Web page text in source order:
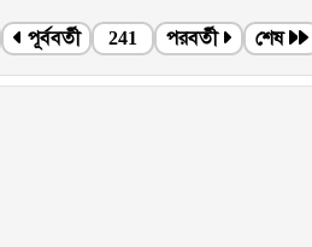
পূর্ববর্তী 241 পরবর্তী শেষ